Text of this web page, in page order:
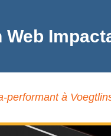
performant à